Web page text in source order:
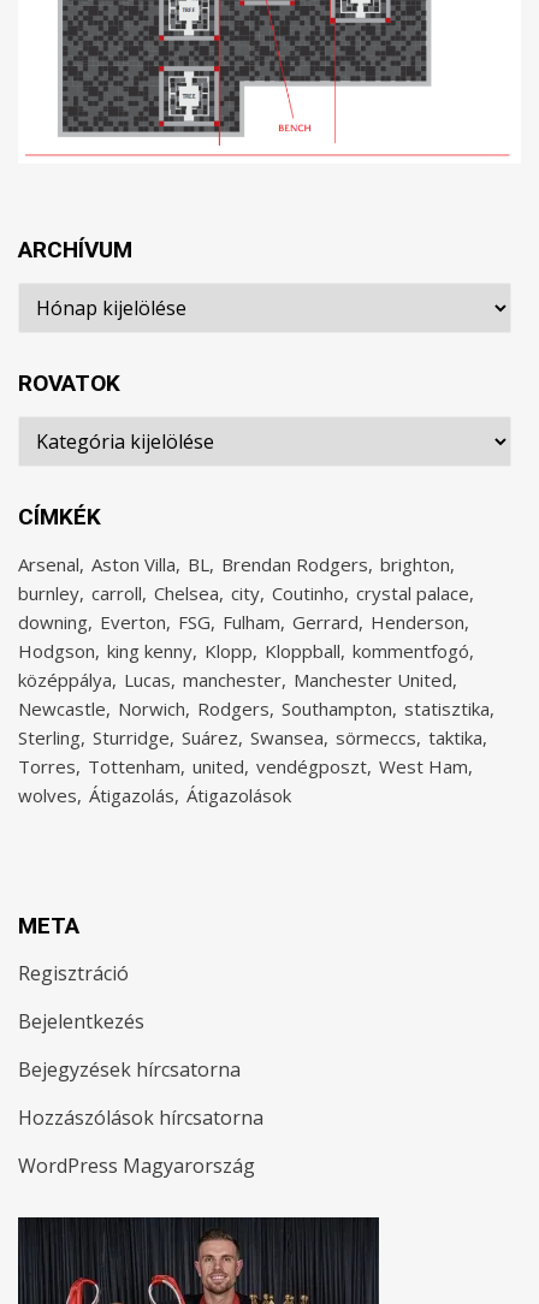
ARCHÍVUM
Archívum
ROVATOK
Rovatok
CÍMKÉK
Arsenal Aston Villa BL Brendan Rodgers brighton
burnley carroll Chelsea city Coutinho crystal palace
downing Everton FSG Fulham Gerrard Henderson
Hodgson king kenny Klopp Kloppball kommentfogó
középpálya Lucas manchester Manchester United
Newcastle Norwich Rodgers Southampton statisztika
Sterling Sturridge Suárez Swansea sörmeccs taktika
Torres Tottenham united vendégposzt West Ham
wolves Átigazolás Átigazolások
META
Regisztráció
Bejelentkezés
Bejegyzések hírcsatorna
Hozzászólások hírcsatorna
WordPress Magyarország